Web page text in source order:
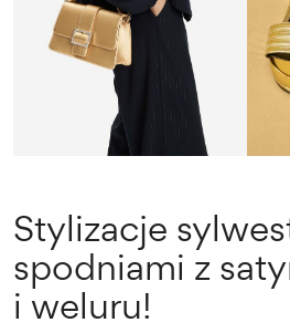
Stylizacje
spodniami z
i weluru!